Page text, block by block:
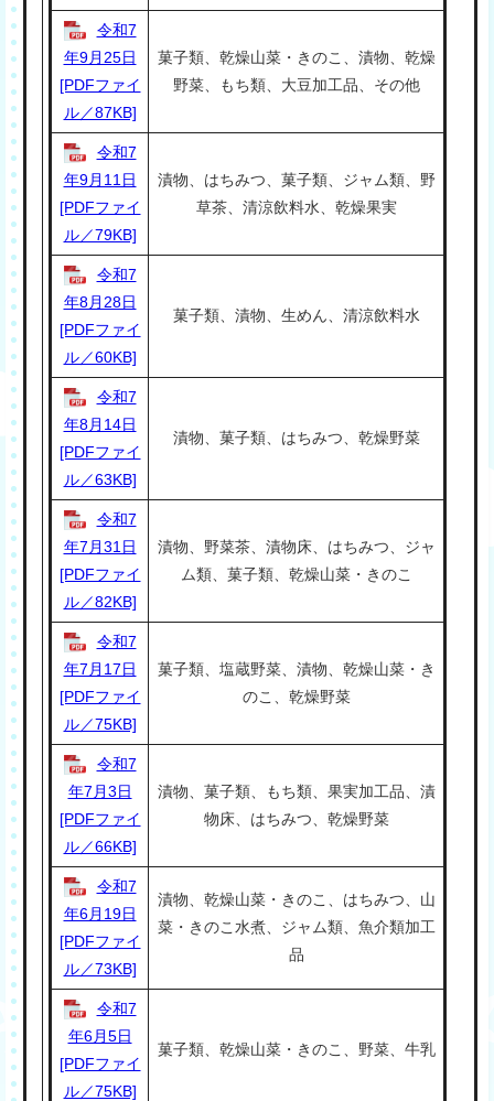
令和7
年9月25日
[PDFファイ
ル／87KB]
菓子類、乾燥山菜・きのこ、漬物、乾燥
野菜、もち類、大豆加工品、その他
令和7
年9月11日
[PDFファイ
ル／79KB]
漬物、はちみつ、菓子類、ジャム類、野
草茶、清涼飲料水、乾燥果実
令和7
年8月28日
[PDFファイ
ル／60KB]
菓子類、漬物、生めん、清涼飲料水
令和7
年8月14日
[PDFファイ
ル／63KB]
漬物、菓子類、はちみつ、乾燥野菜
令和7
年7月31日
[PDFファイ
ル／82KB]
漬物、野菜茶、漬物床、はちみつ、ジャ
ム類、菓子類、乾燥山菜・きのこ
令和7
年7月17日
[PDFファイ
ル／75KB]
菓子類、塩蔵野菜、漬物、乾燥山菜・き
のこ、乾燥野菜
令和7
年7月3日
[PDFファイ
ル／66KB]
漬物、菓子類、もち類、果実加工品、漬
物床、はちみつ、乾燥野菜
令和7
年6月19日
[PDFファイ
ル／73KB]
漬物、乾燥山菜・きのこ、はちみつ、山
菜・きのこ水煮、ジャム類、魚介類加工
品
令和7
年6月5日
[PDFファイ
ル／75KB]
菓子類、乾燥山菜・きのこ、野菜、牛乳